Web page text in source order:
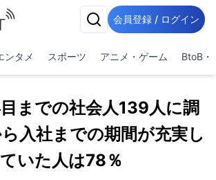
会員登録 / ログイン
ンタメ スポーツ アニメ・ゲーム BtoB・
目までの社会人139人に調
入社までの期間が充実し
ていた人は78％